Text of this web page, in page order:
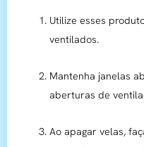
Utilize esses
ventilados.
Mantenha janelas
aberturas de
Ao apagar velas,